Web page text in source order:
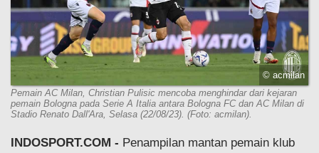
© acmilan
Pemain AC Milan, Christian Pulisic mencoba menghindar dari kejaran
pemain Bologna pada Serie A Italia antara Bologna FC dan AC Milan di
Stadio Renato Dall'Ara, Selasa (22/08/23). (Foto: acmilan).
INDOSPORT.COM - Penampilan mantan pemain klub